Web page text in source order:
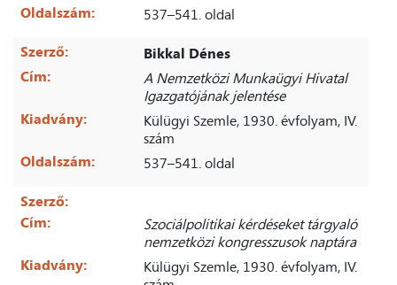
Oldalszám:
537–541. oldal
Szerző:
Bikkal Dénes
Cím:
A Nemzetközi Munkaügyi Hivatal
Igazgatójának jelentése
Kiadvány:
Külügyi Szemle, 1930. évfolyam, IV.
szám
Oldalszám:
537–541. oldal
Szerző:
Cím:
Szociálpolitikai kérdéseket tárgyaló
nemzetközi kongresszusok naptára
Kiadvány:
Külügyi Szemle, 1930. évfolyam, IV.